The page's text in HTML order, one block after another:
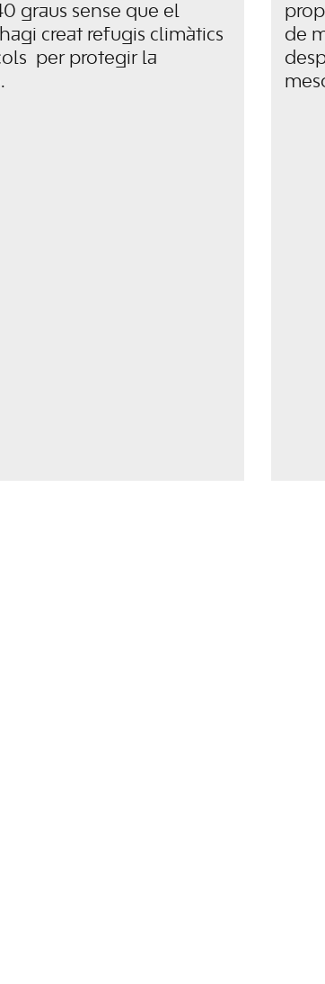
graus sense que el
creat refugis climàtics
per protegir la
de